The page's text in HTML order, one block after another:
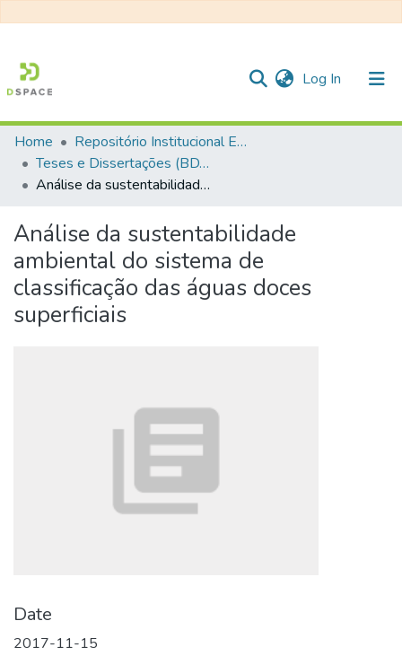
Log In (current)
Communities & Collections
All of DSpace
Statistics
Home
Repositório Institucional EESC
Teses e Dissertações (BDTD USP)
Análise da sustentabilidade ambiental do sistema de classificação das águas doces superficiais
Análise da sustentabilidade
ambiental do sistema de
classificação das águas doces
superficiais
Date
2017-11-15